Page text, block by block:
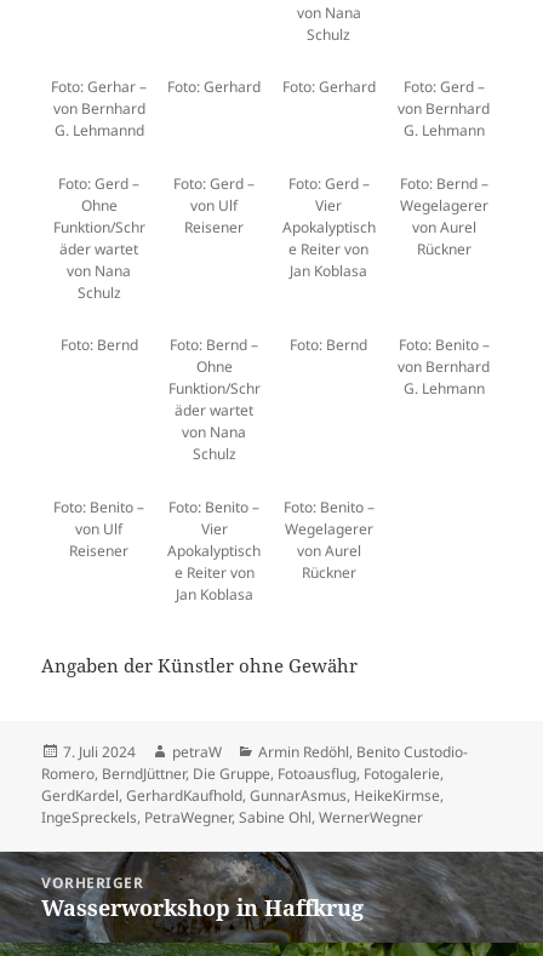
von Nana
Schulz
Foto: Gerhar –
von Bernhard
G. Lehmannd
Foto: Gerhard Foto: Gerhard
Foto: Gerd –
von Bernhard
G. Lehmann
Foto: Gerd –
Ohne
Funktion/Schr
äder wartet
von Nana
Schulz
Foto: Gerd –
von Ulf
Reisener
Foto: Gerd –
Vier
Apokalyptisch
e Reiter von
Jan Koblasa
Foto: Bernd –
Wegelagerer
von Aurel
Rückner
Foto: Bernd
Foto: Bernd –
Ohne
Funktion/Schr
äder wartet
von Nana
Schulz
Foto: Bernd
Foto: Benito –
von Bernhard
G. Lehmann
Foto: Benito –
von Ulf
Reisener
Foto: Benito –
Vier
Apokalyptisch
e Reiter von
Jan Koblasa
Foto: Benito –
Wegelagerer
von Aurel
Rückner
Angaben der Künstler ohne Gewähr
Veröffentlicht
am
7. Juli 2024 Autor
petraW Kategorien
Armin Redöhl, Benito Custodio-
Romero, BerndJüttner, Die Gruppe, Fotoausflug, Fotogalerie,
GerdKardel,GerhardKaufhold,GunnarAsmus, HeikeKirmse,
IngeSpreckels, PetraWegner,Sabine Ohl,WernerWegner
Beitragsnavigation
VORHERIGER
Vorheriger
Beitrag:
Wasserworkshop in Haffkrug